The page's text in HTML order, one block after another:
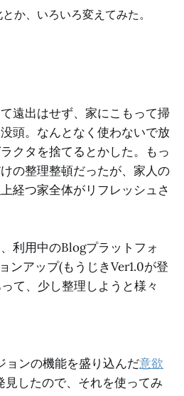
遠出はせず、家にこもって掃
頭。なんとなく使わないで放
クタを捨てるとかした。もっ
の整理整頓だったが、家人の
経つ家全体がリフレッシュさ
利用中のBlogプラットフォ
ンアップ(もうじきVer1.0が登
て、少し整理しようと様々
ョンの機能を盛り込んだ意欲
見したので、それを使ってみ